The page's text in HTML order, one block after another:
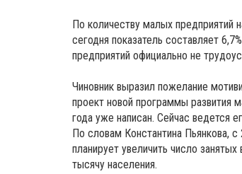
По количеству малых предприятий
сегодня показатель составляет
предприятий официально не
Чиновник выразил пожелание
проект новой программы развития
года уже написан. Сейчас ведется
По словам Константина Пьянкова,
планирует увеличить число
тысячу населения.